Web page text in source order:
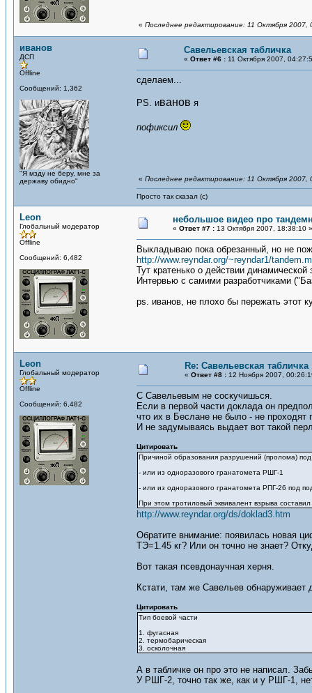
« Последнее редактирование: 11 Октября 2007,
иванов
ДСП
Offline
Сообщений: 1,362
"Я мзду не беру, мне за
державу обидно"
Савельевская табличка
« Ответ #6 : 11 Октября 2007,
сделаем...
PS. иванов я
пофиксил
« Последнее редактирование: 11 Октября 2007,
Просто так сказал (с)
Leon
Глобальный модератор
Offline
Сообщений: 6,482
небольшое видео про
« Ответ #7 : 13 Октября 2007, 18:38:10 »
Выкладываю пока обрезанный, но не
http://www.reyndar.org/~reyndar1/
Тут кратенько о действии
Интервью с самими разработчиками
ps. иванов, не плохо бы пережать этот
Leon
Глобальный модератор
Offline
Сообщений: 6,482
Re: Савельевская табличка
« Ответ #8 : 12 Ноября 2007,
С Савельевым не соскучишься.
Если в первой части доклада он
что их в Беслане не было - не проходят
И не задумываясь выдает вот такой
Цитировать
Причиной образования разрушений (пролома)
- или из одноразового гранатомета РШГ-1
- или из одноразового гранатомета РПГ-26 под
При этом тротиловый эквивалент взрыва
http://www.reyndar.org/ds/doklad3.htm
Обратите внимание: появилась новая
ТЭ=1.45 кг? Или он точно не знает?
Вот такая псевдонаучная херня.
Кстати, там же Савельев
Цитировать
Тип боевой части
1. фугасная
2. термобарическая
3. осколочная
А в табличке он про это не написал.
У РШГ-2, точно так же, как и у РШГ-1,